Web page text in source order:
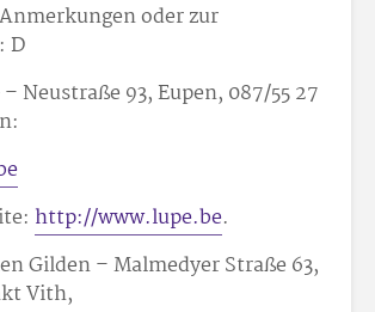
oder zur
D
Neustraße 93, Eupen, 087/55 27
http://www.lupe.be.
Gilden – Malmedyer Straße 63,
Vith,